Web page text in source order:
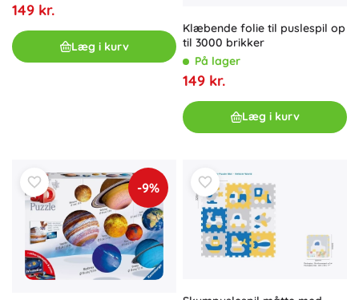
149 kr.
Læg i kurv
Klæbende folie til puslespil op
til 3000 brikker
På lager
149 kr.
Læg i kurv
-9%